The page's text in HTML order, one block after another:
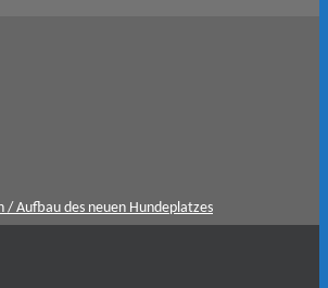
/ Aufbau des neuen Hundeplatzes